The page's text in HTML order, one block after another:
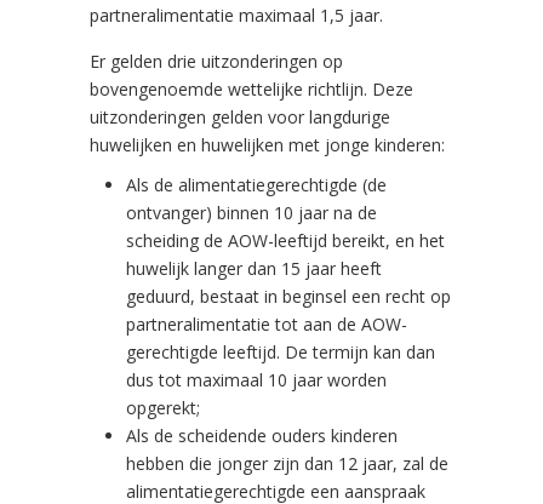
partneralimentatie maximaal 1,5 jaar.
Er gelden drie uitzonderingen op
bovengenoemde wettelijke richtlijn. Deze
uitzonderingen gelden voor langdurige
huwelijken en huwelijken met jonge kinderen:
Als de alimentatiegerechtigde (de
ontvanger) binnen 10 jaar na de
scheiding de AOW-leeftijd bereikt, en het
huwelijk langer dan 15 jaar heeft
geduurd, bestaat in beginsel een recht op
partneralimentatie tot aan de AOW-
gerechtigde leeftijd. De termijn kan dan
dus tot maximaal 10 jaar worden
opgerekt;
Als de scheidende ouders kinderen
hebben die jonger zijn dan 12 jaar, zal de
alimentatiegerechtigde een aanspraak